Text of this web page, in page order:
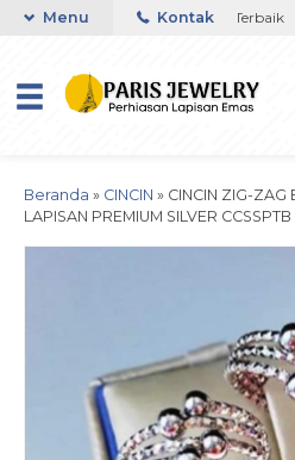
Toko Titanium Lapisan Emas Terbaik
Menu Kontak
Beranda » CINCIN » CINCIN ZIG-ZAG
LAPISAN PREMIUM SILVER CCSSPTB